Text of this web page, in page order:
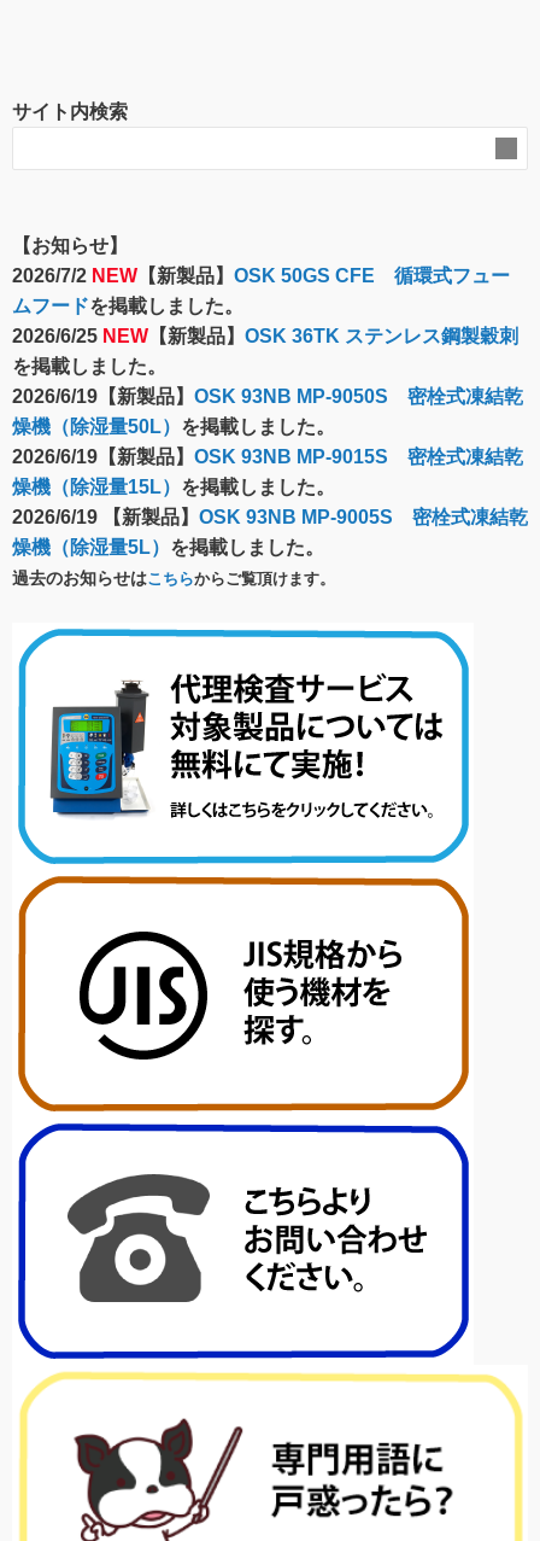
サイト内検索
【お知らせ】
2026/7/2 NEW 【新製品】 OSK 50GS CFE 循環式フュー
ムフードを掲載しました。
2026/6/25 NEW 【新製品】 OSK 36TK ステンレス鋼製穀刺
を掲載しました。
2026/6/19【新製品】 OSK 93NB MP-9050S 密栓式凍結乾
燥機（除湿量50L） を掲載しました。
2026/6/19【新製品】 OSK 93NB MP-9015S 密栓式凍結乾
燥機（除湿量15L） を掲載しました。
2026/6/19 【新製品】 OSK 93NB MP-9005S 密栓式凍結乾
燥機（除湿量5L） を掲載しました。
過去のお知らせはこちらからご覧頂けます。